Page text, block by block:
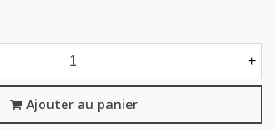
+
Ajouter au panier